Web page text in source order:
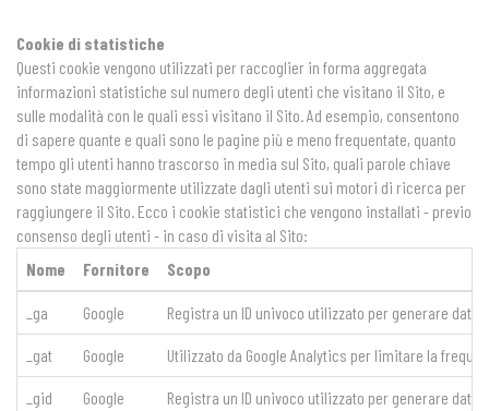
Cookie di statistiche
Questi cookie vengono utilizzati per raccoglier in forma aggregata
informazioni statistiche sul numero degli utenti che visitano il Sito, e
sulle modalità con le quali essi visitano il Sito. Ad esempio, consentono
di sapere quante e quali sono le pagine più e meno frequentate, quanto
tempo gli utenti hanno trascorso in media sul Sito, quali parole chiave
sono state maggiormente utilizzate dagli utenti sui motori di ricerca per
raggiungere il Sito. Ecco i cookie statistici che vengono installati - previo
consenso degli utenti - in caso di visita al Sito:
Nome
Fornitore Scopo
_ga Google Registra un ID univoco utilizzato per generare
_gat Google Utilizzato da Google Analytics per limitare la
_gid Google Registra un ID univoco utilizzato per generare